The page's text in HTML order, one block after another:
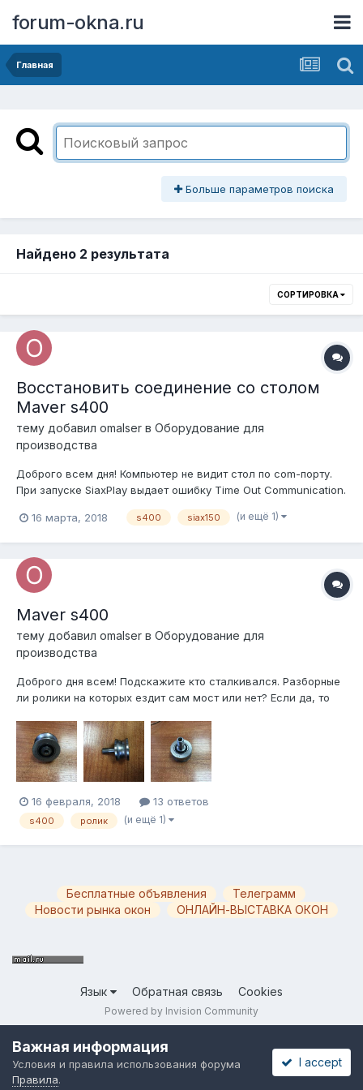
forum-okna.ru
Главная
Больше параметров поиска
Найдено 2 результата
СОРТИРОВКА
Восстановить соединение со столом
Maver s400
тему добавил omalser в Оборудование для
производства
Доброго всем дня! Компьютер не видит стол по com-порту.
При запуске SiaxPlay выдает ошибку Time Out Communication.
такая: включаем рубильник, нажимаем кнопку сброса
сверху стоят, опят...
16 марта, 2018 s400 siax150 (и ещё 1)
Maver s400
тему добавил omalser в Оборудование для
производства
Доброго дня всем! Подскажите кто сталкивался. Разборные
ли ролики на которых ездит сам мост или нет? Если да, то
раскручивается. А сильнее пробовать не хочется, не зная что
там.
16 февраля, 2018 13 ответов
s400 ролик (и ещё 1)
Бесплатные объявления
Телеграмм
Новости рынка окон
ОНЛАЙН-ВЫСТАВКА ОКОН
Язык Обратная связь Cookies
Powered by Invision Community
Важная информация
Условия и правила использования форума
Правила.
I accept